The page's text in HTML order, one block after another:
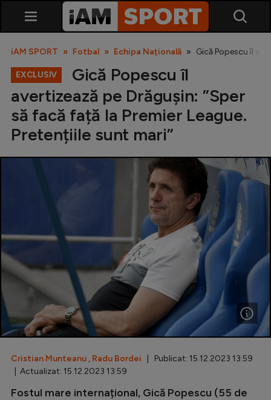
SuperLiga
Fotbal feminin
Special
Diverse
Inedit
Clasamente
iAM SPORT Fotbal Echipa Națională Gică Popescu îl
EXCLUSIV
Gică Popescu îl
avertizează pe Drăgușin: ”Sper
să facă față la Premier League.
Pretențiile sunt mari”
Cristian Munteanu , Radu Bordei | Publicat: 15.12.2023 13:59
| Actualizat: 15.12.2023 13:59
Fostul mare internațional, Gică Popescu (55 de